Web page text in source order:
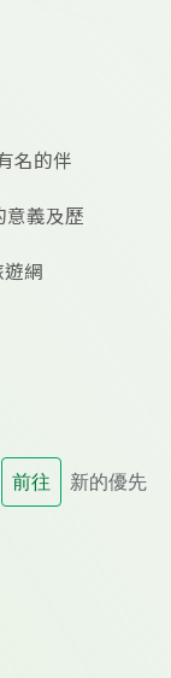
名的伴
意義及歷
網
前往 新的優先